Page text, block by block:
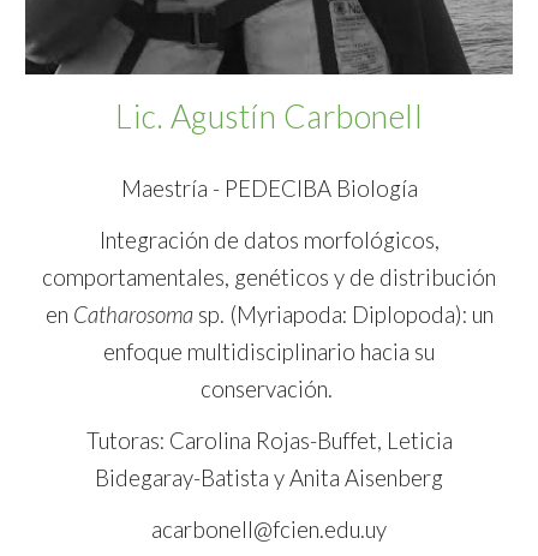
Lic. Agustín Carbonell
Maestría - PEDECIBA Biología
Integración de datos morfológicos,
comportamentales, genéticos y de distribución
en Catharosomasp. (Myriapoda: Diplopoda): un
enfoque multidisciplinario hacia su
conservación.
Tutoras: Carolina Rojas-Buffet, Leticia
Bidegaray-Batista y Anita Aisenberg
acarbonell@fcien.edu.uy